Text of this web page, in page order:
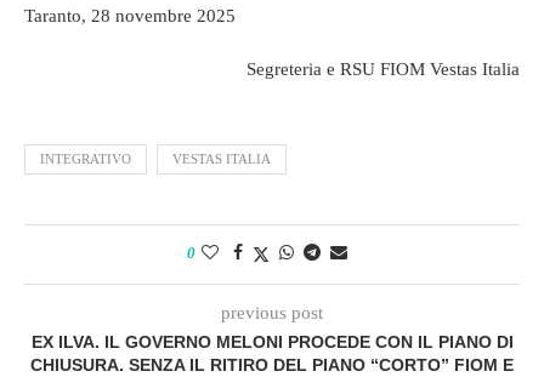
Taranto, 28 novembre 2025
Segreteria e RSU FIOM Vestas Italia
INTEGRATIVO VESTAS ITALIA
0
previous post
EX ILVA. IL GOVERNO MELONI PROCEDE CON IL PIANO DI
CHIUSURA. SENZA IL RITIRO DEL PIANO “CORTO” FIOM E